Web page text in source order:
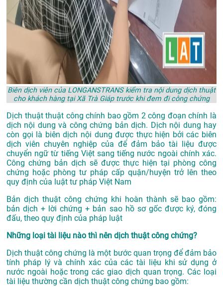
Biên dịch viên của LONGANSTRANS kiểm tra nội dung dịch thuật
cho khách hàng tại Xã Trà Giáp trước khi đem đi công chứng
Dịch thuật thuật công chính bao gồm 2 công đoạn chính là
dịch nội dung và công chứng bản dịch. Dịch nội dung hay
còn gọi là biên dịch nội dung được thực hiện bởi các biên
dịch viên chuyên nghiệp của để đảm bảo tài liệu được
chuyển ngữ từ tiếng Việt sang tiếng nước ngoài chính xác.
Công chứng bản dịch sẽ được thực hiện tại phòng công
chứng hoặc phòng tư pháp cấp quận/huyện trở lên theo
quy định của luật tư pháp Việt Nam
Bản dịch thuật công chứng khi hoàn thành sẽ bao gồm:
bản dịch + lời chứng + bản sao hồ sơ gốc được ký, đóng
đấu, theo quy định của pháp luật
Những loại tài liệu nào thì nên dịch thuật công chứng?
Dịch thuật công chứng là một bước quan trọng để đảm bảo
tính pháp lý và chính xác của các tài liệu khi sử dụng ở
nước ngoài hoặc trong các giao dịch quan trọng. Các loại
tài liệu thường cần dịch thuật công chứng bao gồm: